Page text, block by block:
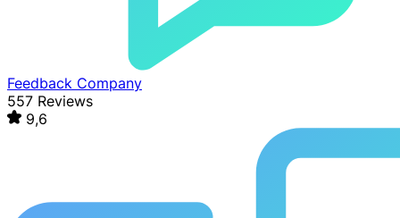
Feedback Company
557 Reviews
9,6